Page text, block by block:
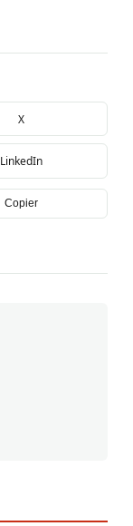
X
LinkedIn
Copier